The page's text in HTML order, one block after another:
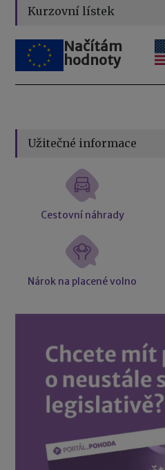
Kurzovní lístek
Načítám
hodnoty
Užitečné informace
Cestovní náhrady
Nárok na placené volno